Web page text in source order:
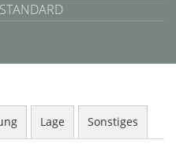
STANDARD
Lage Sonstiges